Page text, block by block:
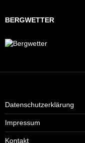
BERGWETTER
Datenschutzerklärung
Impressum
Kontakt